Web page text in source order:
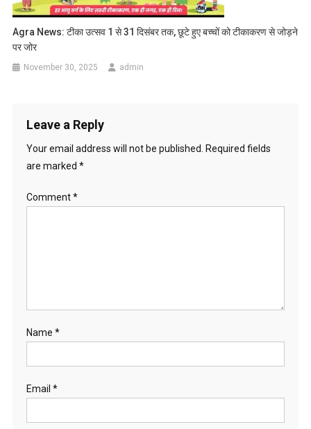
Agra News: टीका उत्सव 1 से 31 दिसंबर तक, छूटे हुए बच्चों को टीकाकरण से जोड़ने
पर जोर
November 30, 2025 admin
Leave a Reply
Your email address will not be published.
Required fields
are marked *
Comment*
Name *
Email *